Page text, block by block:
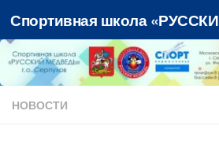
Перейти к содержимому
НОВОСТИ